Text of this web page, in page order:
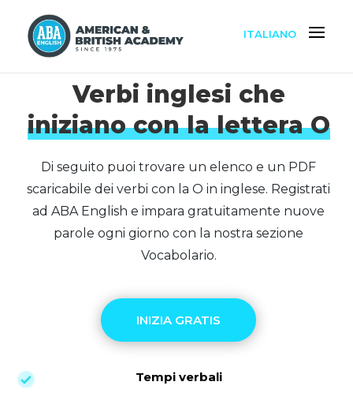
ITALIANO
Verbi inglesi che
iniziano con la lettera O
Di seguito puoi trovare un elenco e un PDF
scaricabile dei verbi con la O in inglese. Registrati
ad ABA English e impara gratuitamente nuove
parole ogni giorno con la nostra sezione
Vocabolario.
INIZIA GRATIS
Tempi verbali